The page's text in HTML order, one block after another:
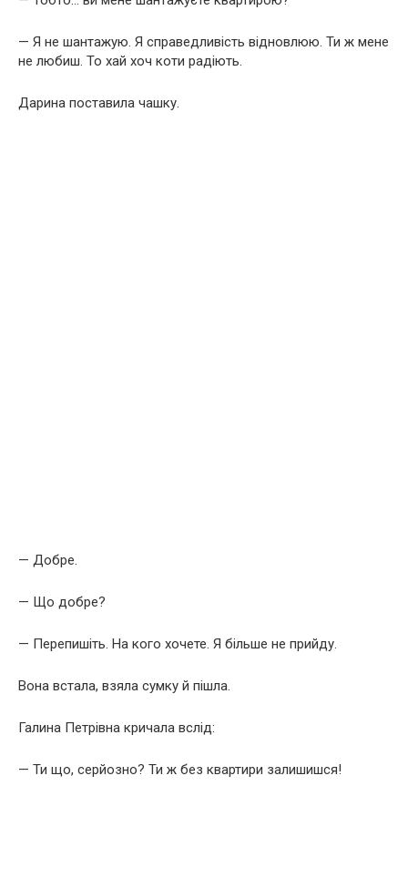
— Я не шантажую. Я справедливість відновлюю. Ти ж мене
не любиш. То хай хоч коти радіють.
Дарина поставила чашку.
— Добре.
— Що добре?
— Перепишіть. На кого хочете. Я більше не прийду.
Вона встала, взяла сумку й пішла.
Галина Петрівна кричала вслід:
— Ти що, серйозно? Ти ж без квартири залишишся!